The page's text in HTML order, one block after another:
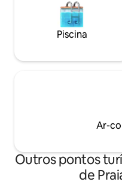
Piscina
Ar-
Outros pontos
de